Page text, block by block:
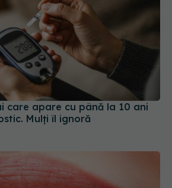
care apare cu până la 10 ani
Mulți îl ignoră